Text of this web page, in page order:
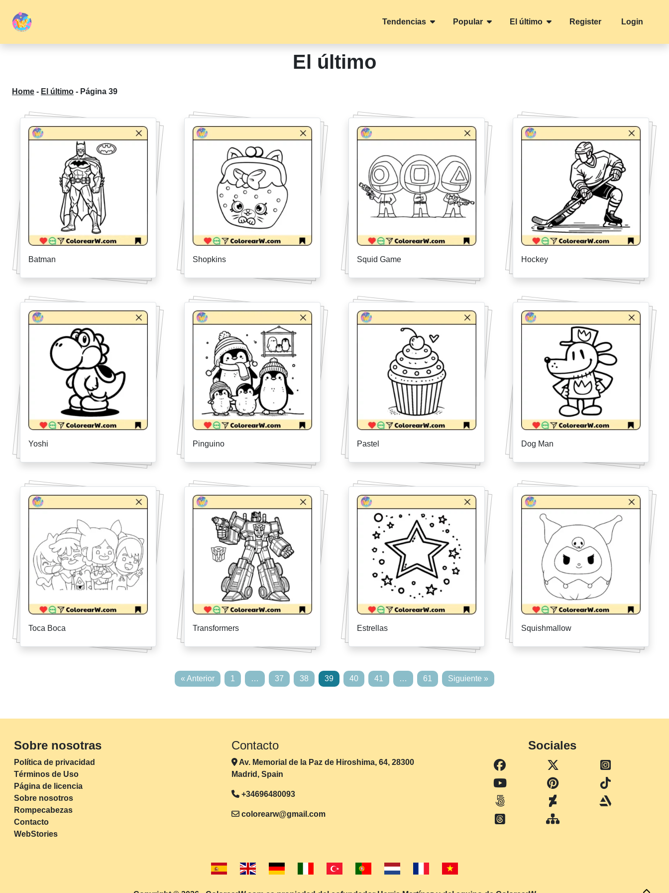
Tendencias Popular El último Register Login
El último
Home - El último - Página 39
Batman Shopkins Squid Game Hockey
Yoshi Pinguino Pastel Dog Man
Toca Boca Transformers Estrellas Squishmallow
« Anterior 1 … 37 38 39 40 41 … 61 Siguiente »
Sobre nosotras
Política de privacidad
Términos de Uso
Página de licencia
Sobre nosotros
Rompecabezas
Contacto
WebStories
Contacto
Av. Memorial de la Paz de Hiroshima, 64, 28300
Madrid, Spain
+34696480093
colorearw@gmail.com
Sociales